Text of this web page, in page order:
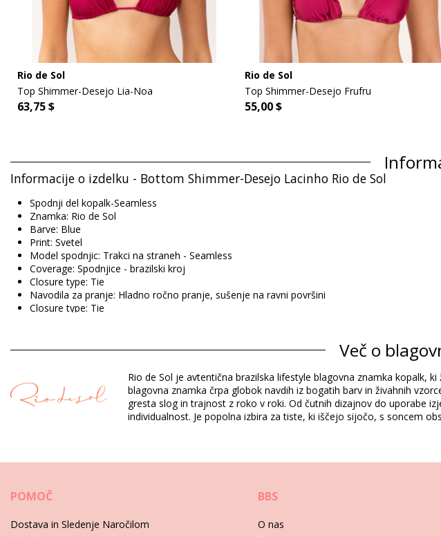
Rio de Sol
Top Shimmer-Desejo Lia-Noa
63,75 $
Rio de Sol
Top Shimmer-Desejo Frufru
55,00 $
Informacije o izdelku - Bottom Shimmer-Desejo Lacinho Rio de Sol
Spodnji del kopalk-Seamless
Znamka: Rio de Sol
Barve: Blue
Print: Svetel
Model spodnjic: Trakci na straneh - Seamless
Coverage: Spodnjice - brazilski kroj
Closure type: Tie
Navodila za pranje: Hladno ročno pranje, sušenje na ravni površini
Closure type: Tie
Sestava: 84% Nylon, 16% Spandex (LYCRA) - OEKO-TEX - Chlorine Resistant
Podloga: 84% Polyamide, 16% Elastane - Oeko-Tex
UV Protection: UPF 50+
Paket vključuje: 1 x Spodnji del kopalk (Drugi dodatki niso vključeni)
SKU: 1981127117
EAN: XS (7899810459916), S (7899810459923), M (7899810459930), L (7899810459947),
Teža: 45g / 0.1lb / 1.59oz
Potisk ni natančen in se lahko razlikuje glede na izrez
Več o
Rio de Sol je avtentična brazilska lifestyle blagovna znamka kopalk,
blagovna znamka črpa globok navdih iz bogatih barv in živahnih
gresta slog in trajnost z roko v roki. Od čutnih dizajnov do uporabe
individualnost. Je popolna izbira za tiste, ki iščejo sijočo, s soncem
POMOČ
Dostava in Sledenje Naročilom
BBS
O nas